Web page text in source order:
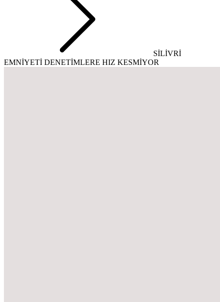
SİLİVRİ
EMNİYETİ DENETİMLERE HIZ KESMİYOR